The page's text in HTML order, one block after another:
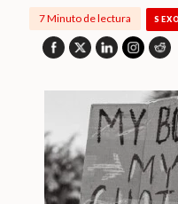
7 Minuto de lectura